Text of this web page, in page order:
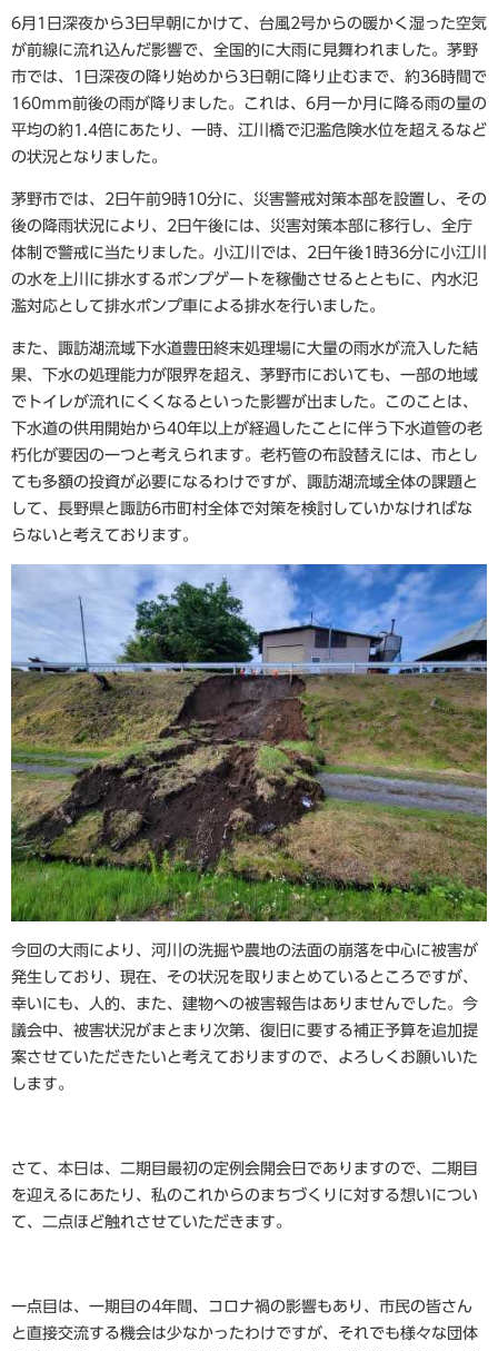
6月1日深夜から3日早朝にかけて、台風2号からの暖かく湿った空気
が前線に流れ込んだ影響で、全国的に大雨に見舞われました。茅野
市では、1日深夜の降り始めから3日朝に降り止むまで、約36時間で
160ｍｍ前後の雨が降りました。これは、6月一か月に降る雨の量の
平均の約1.4倍にあたり、一時、江川橋で氾濫危険水位を超えるなど
の状況となりました。
茅野市では、2日午前9時10分に、災害警戒対策本部を設置し、その
後の降雨状況により、2日午後には、災害対策本部に移行し、全庁
体制で警戒に当たりました。小江川では、2日午後1時36分に小江川
の水を上川に排水するポンプゲートを稼働させるとともに、内水氾
濫対応として排水ポンプ車による排水を行いました。
また、諏訪湖流域下水道豊田終末処理場に大量の雨水が流入した結
果、下水の処理能力が限界を超え、茅野市においても、一部の地域
でトイレが流れにくくなるといった影響が出ました。このことは、
下水道の供用開始から40年以上が経過したことに伴う下水道管の老
朽化が要因の一つと考えられます。老朽管の布設替えには、市とし
ても多額の投資が必要になるわけですが、諏訪湖流域全体の課題と
して、長野県と諏訪6市町村全体で対策を検討していかなければな
らないと考えております。
今回の大雨により、河川の洗掘や農地の法面の崩落を中心に被害が
発生しており、現在、その状況を取りまとめているところですが、
幸いにも、人的、また、建物への被害報告はありませんでした。今
議会中、被害状況がまとまり次第、復旧に要する補正予算を追加提
案させていただきたいと考えておりますので、よろしくお願いいた
します。
さて、本日は、二期目最初の定例会開会日でありますので、二期目
を迎えるにあたり、私のこれからのまちづくりに対する想いについ
て、二点ほど触れさせていただきます。
一点目は、一期目の4年間、コロナ禍の影響もあり、市民の皆さん
と直接交流する機会は少なかったわけですが、それでも様々な団体